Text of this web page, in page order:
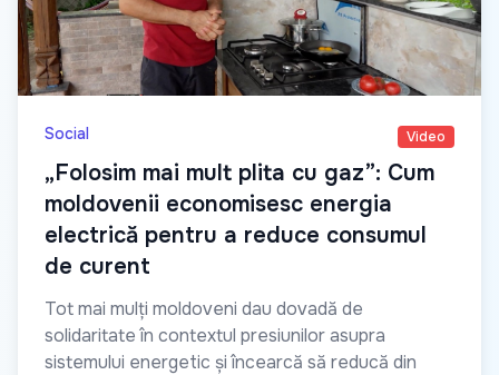
Social Video
„Folosim mai mult plita cu gaz”: Cum
moldovenii economisesc energia
electrică pentru a reduce consumul
de curent
Tot mai mulți moldoveni dau dovadă de
solidaritate în contextul presiunilor asupra
sistemului energetic și încearcă să reducă din